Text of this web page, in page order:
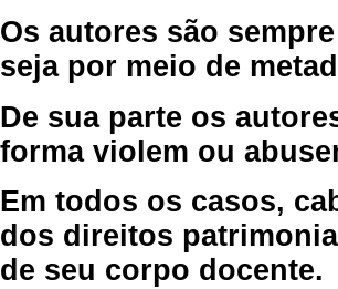
Os autores são
seja por meio de
De sua parte os
forma violem ou
Em todos os casos,
dos direitos
de seu corpo docente.